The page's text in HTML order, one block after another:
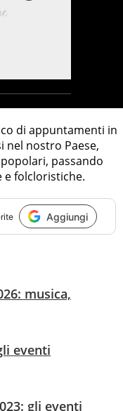
di appuntamenti in
nel nostro Paese,
passando
e folcloristiche.
Aggiungi
musica,
eventi
gli eventi